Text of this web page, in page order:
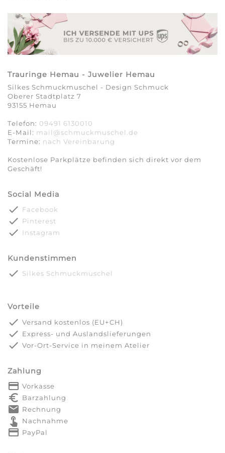
Trauringe Hemau - Juwelier Hemau
Silkes Schmuckmuschel - Design Schmuck
Oberer Stadtplatz 7
93155 Hemau
Telefon: 09491 6130010
E-Mail: mail@schmuckmuschel.de
Termine: nach Vereinbarung​​​​​​​
Kostenlose Parkplätze befinden sich direkt vor dem
Geschäft!
Social Media
done Facebook
done Pinterest
done Instagram
Kundenstimmen
done Silkes Schmuckmuschel
Vorteile
done Versand kostenlos (EU+CH)
done Express- und Auslandslieferungen
done Vor-Ort-Service in meinem Atelier
Zahlung
payment Vorkasse
euro_symbol Barzahlung
markunread Rechnung
touch_app Nachnahme
credit_card PayPal